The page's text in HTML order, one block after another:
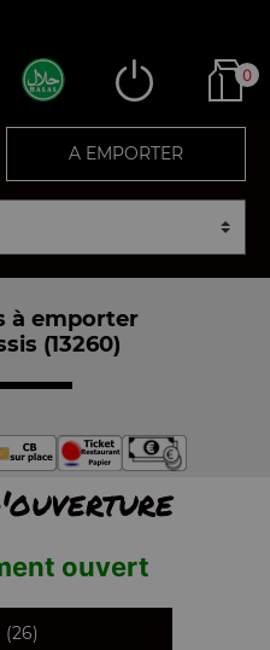
0
A EMPORTER
à emporter
(13260)
ouvert
(26)